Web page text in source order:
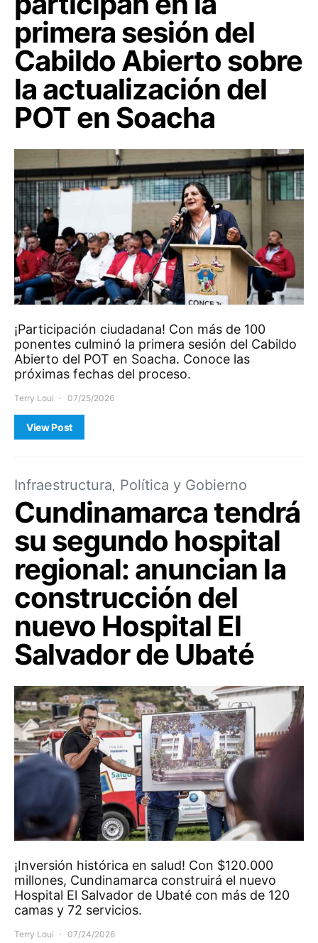
primera sesión del
Cabildo Abierto sobre
la actualización del
POT en Soacha
¡Participación ciudadana! Con más de 100
ponentes culminó la primera sesión del Cabildo
Abierto del POT en Soacha. Conoce las
próximas fechas del proceso.
Terry Loui 07/25/2026
View Post
Infraestructura Política y Gobierno
Cundinamarca tendrá
su segundo hospital
regional: anuncian la
construcción del
nuevo Hospital El
Salvador de Ubaté
¡Inversión histórica en salud! Con $120.000
millones, Cundinamarca construirá el nuevo
Hospital El Salvador de Ubaté con más de 120
camas y 72 servicios.
Terry Loui 07/24/2026